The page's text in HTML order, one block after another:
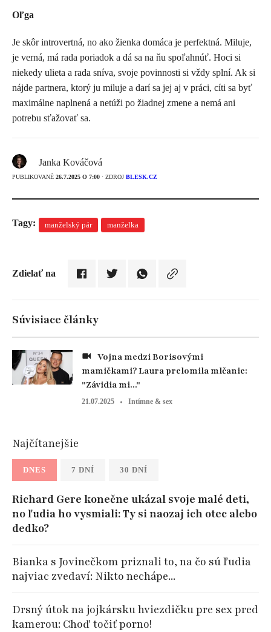
Oľga
Je skôr introvertná, no ako žienka domáca je perfektná. Miluje,
je verná, má rada poriadok a dá sa na ňu spoľahnúť. Hoci si
niekedy ulieta a rada sníva, svoje povinnosti si vždy splní. Ak si
nájde partnera, ktorý ju miluje a darí sa jej aj v práci, cíti sa byť
maximálne naplnená a netúži po žiadnej zmene a nemá ani
potrebu sťažovať sa.
Janka Kováčová
PUBLIKOVANÉ 26.7.2025 O 7:00 · ZDROJ BLESK.CZ
Tagy: manželský pár manželka
Zdielať na
Súvisiace články
mamičkami? Laura prelomila mlčanie:
"Závidia mi..."
21.07.2025 Intímne & sex
Najčítanejšie
DNES 7 DNÍ 30 DNÍ
Richard Gere konečne ukázal svoje malé deti,
no ľudia ho vysmiali: Ty si naozaj ich otec alebo
dedko?
Bianka s Jovinečkom priznali to, na čo sú ľudia
najviac zvedaví: Nikto nechápe...
Drsný útok na jojkársku hviezdičku pre sex pred
kamerou: Choď točiť porno!